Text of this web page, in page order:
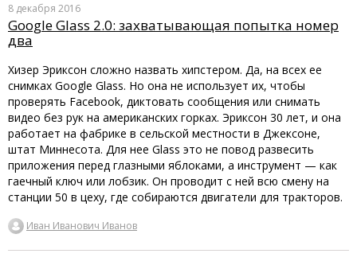
8 декабря 2016
Google Glass 2.0: захватывающая попытка номер
два
Хизер Эриксон сложно назвать хипстером. Да, на всех ее
снимках Google Glass. Но она не использует их, чтобы
проверять Facebook, диктовать сообщения или снимать
видео без рук на американских горках. Эриксон 30 лет, и она
работает на фабрике в сельской местности в Джексоне,
штат Миннесота. Для нее Glass это не повод развесить
приложения перед глазными яблоками, а инструмент — как
гаечный ключ или лобзик. Он проводит с ней всю смену на
станции 50 в цеху, где собираются двигатели для тракторов.
Иван Иванович Иванов